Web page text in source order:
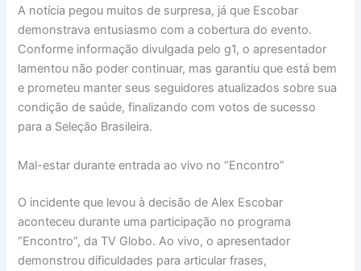
A notícia pegou muitos de surpresa, já que Escobar
demonstrava entusiasmo com a cobertura do evento.
Conforme informação divulgada pelo g1, o apresentador
lamentou não poder continuar, mas garantiu que está bem
e prometeu manter seus seguidores atualizados sobre sua
condição de saúde, finalizando com votos de sucesso
para a Seleção Brasileira.
Mal-estar durante entrada ao vivo no “Encontro”
O incidente que levou à decisão de Alex Escobar
aconteceu durante uma participação no programa
“Encontro”, da TV Globo. Ao vivo, o apresentador
demonstrou dificuldades para articular frases,